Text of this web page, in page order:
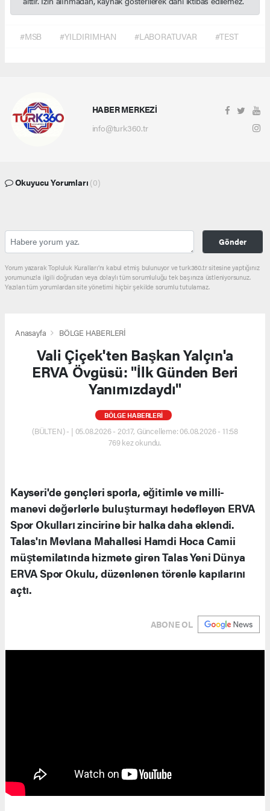
#MSB #YILDIRIMHAN #LABORATUVAR #TEST
HABER MERKEZİ
info@turk360.tr
Okuyucu Yorumları (0)
Gönder
Yorum yazarak Topluluk Kuralları’nı kabul etmiş bulunuyor ve turk360.tr sitesine yaptığınız
yorumunuzla ilgili doğrudan veya dolaylı tüm sorumluluğu tek başınıza üstleniyorsunuz.
Yazılan tüm yorumlardan site yönetimi hiçbir şekilde sorumlu tutulamaz.
Anasayfa BÖLGE HABERLERİ
Vali Çiçek'ten Başkan Yalçın'a
ERVA Övgüsü: "İlk Günden Beri
Yanımızdaydı"
BÖLGE HABERLERİ
(BÜLTEN) - | 05.08.2026 - 20:17, Güncelleme: 06.08.2026 - 11:58
769 kez okundu.
Kayseri'de gençleri sporla, eğitimle ve milli-
manevi değerlerle buluşturmayı hedefleyen ERVA
Spor Okulları zincirine bir halka daha eklendi.
Talas'ın Mevlana Mahallesi Hamdi Hoca Camii
müştemilatında hizmete giren Talas Yeni Dünya
ERVA Spor Okulu, düzenlenen törenle kapılarını
açtı.
ABONE OL